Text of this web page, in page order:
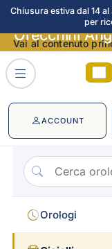
Chiusura estiva dal 14
per
Vai al contenuto
ACCOUNT
Orologi
Orecchini